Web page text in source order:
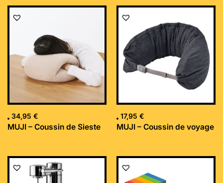
34,95 €
MUJI – Coussin de Sieste
17,95 €
MUJI – Coussin de voyage
Le
initial
Le